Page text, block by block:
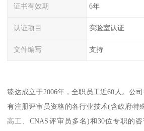
证书有效期 6年
认证项目 实验室认证
文件编写 支持
臻达成立于2006年，全职员工近60人。公
有注册评审员资格的各行业技术(含政府特
高工、CNAS评审员多名)和30位专职的